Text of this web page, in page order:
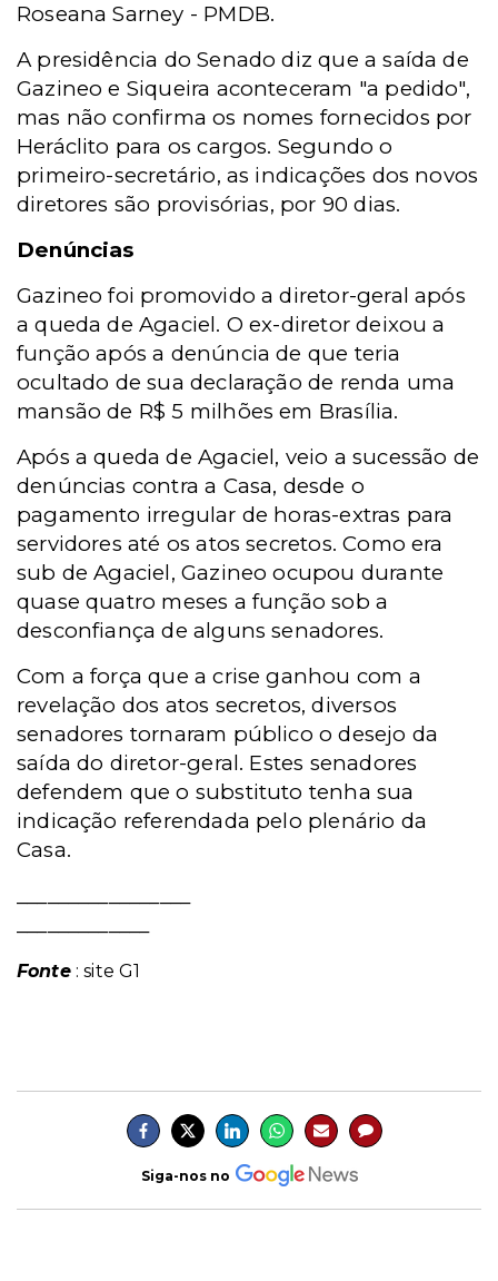
Roseana Sarney - PMDB.
A presidência do Senado diz que a saída de
Gazineo e Siqueira aconteceram "a pedido",
mas não confirma os nomes fornecidos por
Heráclito para os cargos. Segundo o
primeiro-secretário, as indicações dos novos
diretores são provisórias, por 90 dias.
Denúncias
Gazineo foi promovido a diretor-geral após
a queda de Agaciel. O ex-diretor deixou a
função após a denúncia de que teria
ocultado de sua declaração de renda uma
mansão de R$ 5 milhões em Brasília.
Após a queda de Agaciel, veio a sucessão de
denúncias contra a Casa, desde o
pagamento irregular de horas-extras para
servidores até os atos secretos. Como era
sub de Agaciel, Gazineo ocupou durante
quase quatro meses a função sob a
desconfiança de alguns senadores.
Com a força que a crise ganhou com a
revelação dos atos secretos, diversos
senadores tornaram público o desejo da
saída do diretor-geral. Estes senadores
defendem que o substituto tenha sua
indicação referendada pelo plenário da
Casa.
Fonte: site G1
Siga-nos no